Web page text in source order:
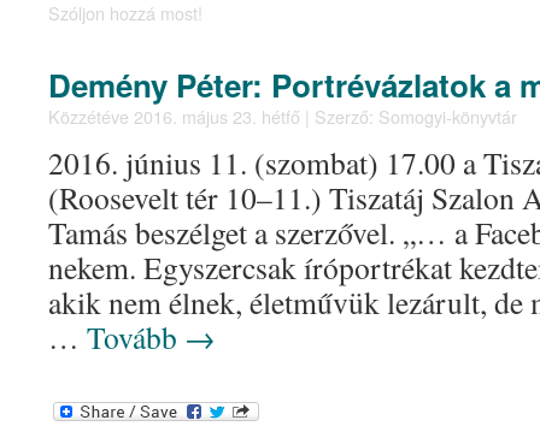
Szóljon hozzá most!
Demény Péter: Portrévázlatok a
Közzétéve 2016. május 23. hétfő | Szerző: Somogyi-könyvtár
2016. június 11. (szombat) 17.00 a
(Roosevelt tér 10–11.) Tiszatáj
Tamás beszélget a szerzővel. „… a
nekem. Egyszercsak íróportrékat
akik nem élnek, életművük lezárult, de
… Tovább →